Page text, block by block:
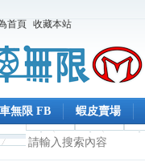
首頁 收藏本站
車無限 FB 蝦皮賣場